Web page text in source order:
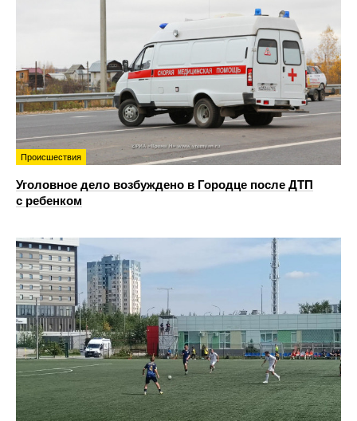
Происшествия
Уголовное дело возбуждено в Городце после ДТП
с ребенком